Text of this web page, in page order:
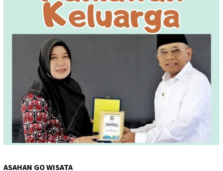
ASAHAN GO WISATA